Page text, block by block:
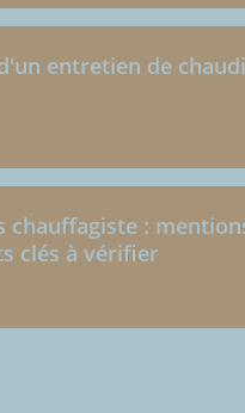
entretien de
chauffagiste :
clés à vérifier